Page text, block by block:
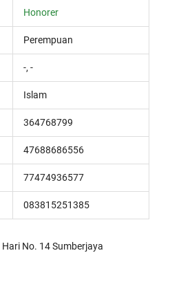
Honorer
Perempuan
-, -
Islam
364768799
47688686556
77474936577
083815251385
No. 14 Sumberjaya